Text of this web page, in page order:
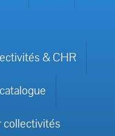
& CHR
collectivités